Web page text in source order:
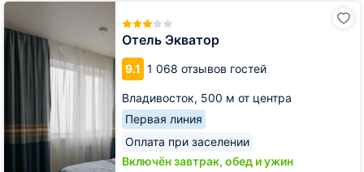
Отель Экватор
9.1 1 068 отзывов гостей
Владивосток, 500 м от центра
Первая линия
Оплата при заселении
Включён завтрак, обед и ужин
Отель